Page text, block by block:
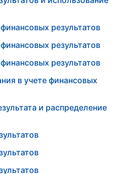
результатов
результатов
результатов
в учете финансовых
и распределение